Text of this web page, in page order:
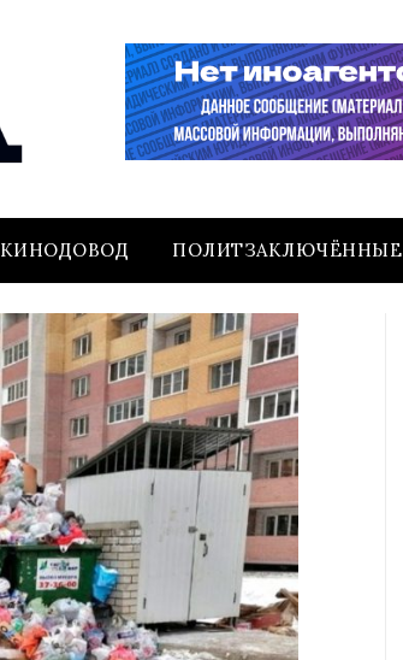
КИНОДОВОД ПОЛИТЗАКЛЮЧЁННЫЕ